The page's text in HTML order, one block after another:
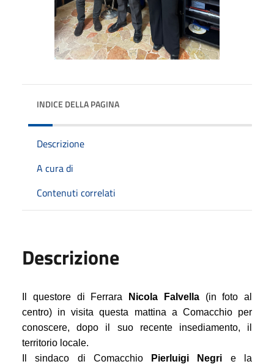
INDICE DELLA PAGINA
Descrizione
A cura di
Contenuti correlati
Descrizione
Il questore di Ferrara Nicola Falvella(in foto al
centro) in visita questa mattina a Comacchio per
conoscere, dopo il suo recente insediamento, il
territorio locale.
Il sindaco di Comacchio
Pierluigi Negri e la